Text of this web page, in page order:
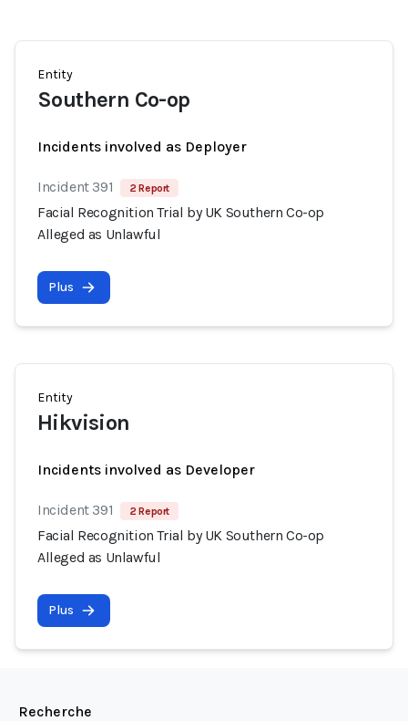
Entity
Southern Co-op
Incidents involved as Deployer
Incident 391 2 Report
Facial Recognition Trial by UK Southern Co-op
Alleged as Unlawful
Plus
Entity
Hikvision
Incidents involved as Developer
Incident 391 2 Report
Facial Recognition Trial by UK Southern Co-op
Alleged as Unlawful
Plus
Recherche